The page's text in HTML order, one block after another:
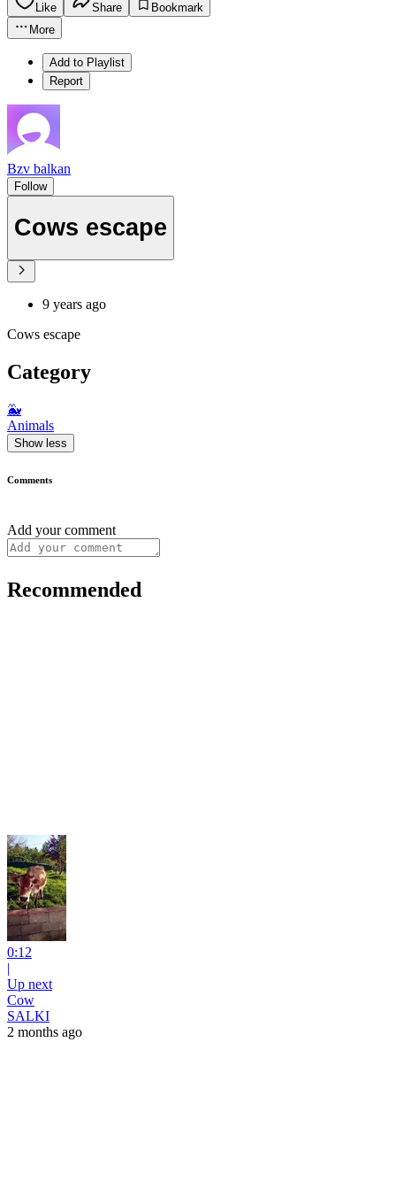
Like Share
Bookmark
More
Add to Playlist
Report
Bzv balkan
Follow
Cows escape
9 years ago
Cows escape
Category
🐳
Animals
Show less
Comments
Add your comment
Recommended
0:12
|
Up next
Cow
SALKI
2 months ago